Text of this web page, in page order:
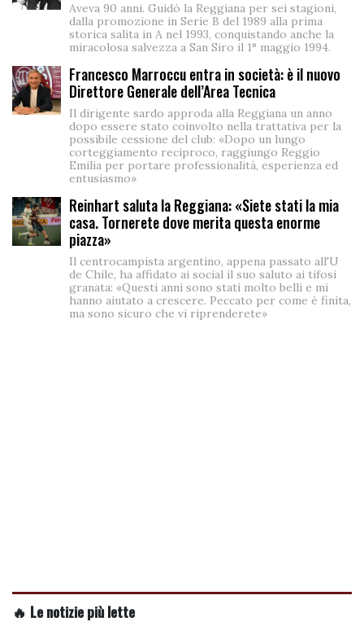
Aveva 90 anni. Guidò la Reggiana per sei stagioni,
dalla promozione in Serie B del 1989 alla prima
storica salita in A nel 1993, conquistando anche la
miracolosa salvezza a San Siro il 1° maggio 1994.
Francesco Marroccu entra in società: è il nuovo
Direttore Generale dell’Area Tecnica
Il dirigente sardo approda alla Reggiana un anno
dopo essere stato coinvolto nella trattativa per la
possibile cessione del club: «Dopo un lungo
corteggiamento reciproco, raggiungo Reggio
Emilia per portare professionalità, esperienza ed
entusiasmo»
Reinhart saluta la Reggiana: «Siete stati la mia
casa. Tornerete dove merita questa enorme
piazza»
Il centrocampista argentino, appena passato all'U
de Chile, ha affidato ai social il suo saluto ai tifosi
granata: «Questi anni sono stati molto belli e mi
hanno aiutato a crescere. Peccato per come è finita,
ma sono sicuro che vi riprenderete»
🔥 Le notizie più lette